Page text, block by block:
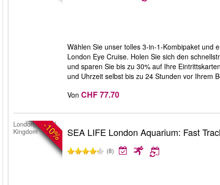
Wählen Sie unser tolles 3-in-1-Kombipaket und
London Eye Cruise. Holen Sie sich den
und sparen Sie bis zu 30% auf Ihre
und Uhrzeit selbst bis zu 24 Stunden vor Ihrem
Von CHF 77.70
-10%
London, United
Kingdom
SEA LIFE London Aquarium: Fast
(8)